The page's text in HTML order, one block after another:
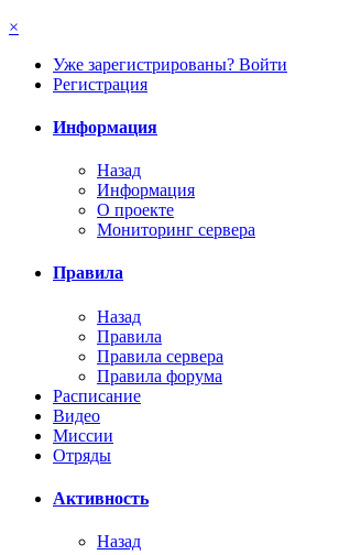
×
Уже зарегистрированы? Войти
Регистрация
Информация
Назад
Информация
О проекте
Мониторинг сервера
Правила
Назад
Правила
Правила сервера
Правила форума
Расписание
Видео
Миссии
Отряды
Активность
Назад